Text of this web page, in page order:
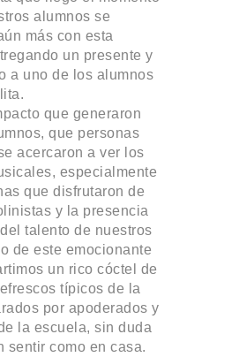
alumnos se
más con esta
un presente y
a uno de los alumnos
que generaron
que personas
acercaron a ver los
especialmente
que disfrutaron de
y la presencia
talento de nuestros
de este emocionante
un rico cóctel de
típicos de la
por apoderados y
la escuela, sin duda
sentir como en casa.